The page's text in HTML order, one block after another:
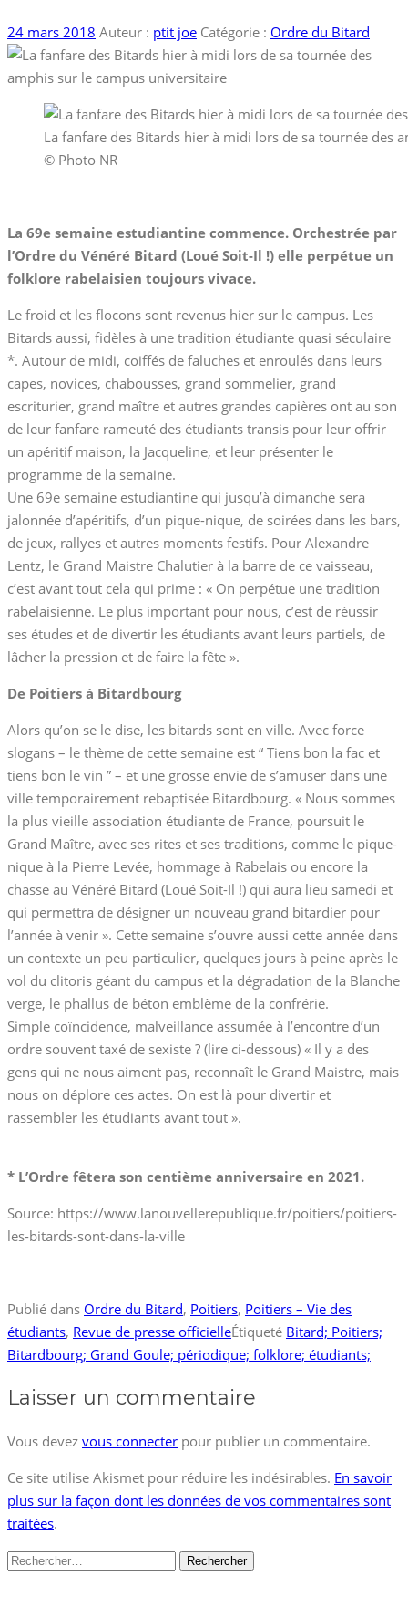
24 mars 2018 Auteur : ptit joe Catégorie : Ordre du Bitard
La fanfare des Bitards hier à midi lors de sa tournée des
© Photo NR
La 69e semaine estudiantine commence. Orchestrée par
l’Ordre du Vénéré Bitard (Loué Soit-Il !) elle perpétue un
folklore rabelaisien toujours vivace.
Le froid et les flocons sont revenus hier sur le campus. Les
Bitards aussi, fidèles à une tradition étudiante quasi séculaire
*. Autour de midi, coiffés de faluches et enroulés dans leurs
capes, novices, chabousses, grand sommelier, grand
escriturier, grand maître et autres grandes capières ont au son
de leur fanfare rameuté des étudiants transis pour leur offrir
un apéritif maison, la Jacqueline, et leur présenter le
programme de la semaine.
Une 69e semaine estudiantine qui jusqu’à dimanche sera
jalonnée d’apéritifs, d’un pique-nique, de soirées dans les bars,
de jeux, rallyes et autres moments festifs. Pour Alexandre
Lentz, le Grand Maistre Chalutier à la barre de ce vaisseau,
c’est avant tout cela qui prime : « On perpétue une tradition
rabelaisienne. Le plus important pour nous, c’est de réussir
ses études et de divertir les étudiants avant leurs partiels, de
lâcher la pression et de faire la fête ».
De Poitiers à Bitardbourg
Alors qu’on se le dise, les bitards sont en ville. Avec force
slogans – le thème de cette semaine est “ Tiens bon la fac et
tiens bon le vin ” – et une grosse envie de s’amuser dans une
ville temporairement rebaptisée Bitardbourg. « Nous sommes
la plus vieille association étudiante de France, poursuit le
Grand Maître, avec ses rites et ses traditions, comme le pique-
nique à la Pierre Levée, hommage à Rabelais ou encore la
chasse au Vénéré Bitard (Loué Soit-Il !) qui aura lieu samedi et
qui permettra de désigner un nouveau grand bitardier pour
l’année à venir ». Cette semaine s’ouvre aussi cette année dans
un contexte un peu particulier, quelques jours à peine après le
vol du clitoris géant du campus et la dégradation de la Blanche
verge, le phallus de béton emblème de la confrérie.
Simple coïncidence, malveillance assumée à l’encontre d’un
ordre souvent taxé de sexiste ? (lire ci-dessous) « Il y a des
gens qui ne nous aiment pas, reconnaît le Grand Maistre, mais
nous on déplore ces actes. On est là pour divertir et
rassembler les étudiants avant tout ».
* L’Ordre fêtera son centième anniversaire en 2021.
Source: https://www.lanouvellerepublique.fr/poitiers/poitiers-
les-bitards-sont-dans-la-ville
Publié dans Ordre du Bitard, Poitiers, Poitiers – Vie des
étudiants, Revue de presse officielleÉtiqueté Bitard; Poitiers;
Bitardbourg; Grand Goule; périodique; folklore; étudiants;
Laisser un commentaire
Vous devez vous connecter pour publier un commentaire.
Ce site utilise Akismet pour réduire les indésirables. En savoir
plus sur la façon dont les données de vos commentaires sont
traitées.
Rechercher :